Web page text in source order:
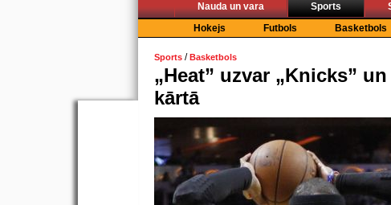
Nauda un vara Sports
Hokejs
Futbols Basketbols
Sports /Basketbols
„Heat” uzvar „Knicks”
kārtā